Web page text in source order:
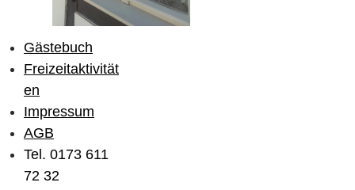
Gästebuch
Freizeitaktivität
en
Impressum
AGB
Tel. 0173 611
72 32